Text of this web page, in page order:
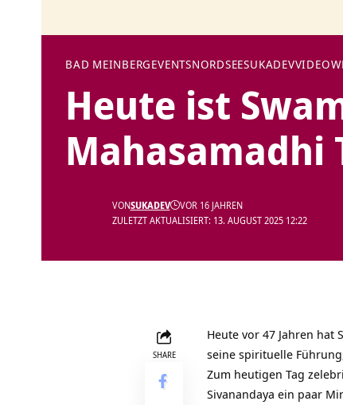
BAD MEINBERGEVENTSNORDSEESUKADEVVIDEO
Heute ist
Mahasamadhi
ZULETZT AKTUALISIERT: 13. AUGUST 2025 12:22
VONSUKADEV VOR 16 JAHREN
SHARE
Heute vor 47 Jahren hat
seine spirituelle
Zum heutigen Tag
Sivanandaya ein paar